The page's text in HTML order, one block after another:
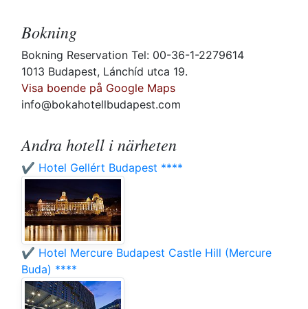
Bokning
Bokning Reservation Tel: 00-36-1-2279614
1013 Budapest, Lánchíd utca 19.
Visa boende på Google Maps
info@bokahotellbudapest.com
Andra hotell i närheten
✔️ Hotel Gellért Budapest ****
✔️ Hotel Mercure Budapest Castle Hill (Mercure
Buda) ****